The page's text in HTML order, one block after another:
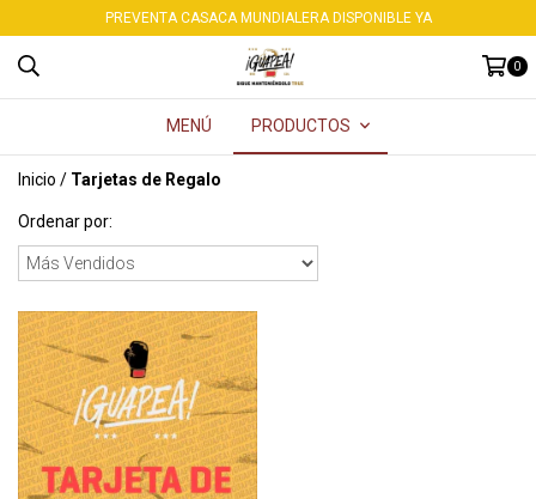
PREVENTA CASACA MUNDIALERA DISPONIBLE YA
0
MENÚ PRODUCTOS
Inicio / Tarjetas de Regalo
Ordenar por: